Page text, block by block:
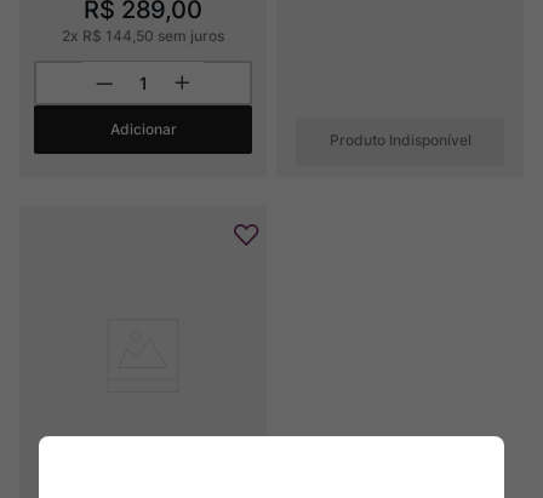
R$ 289,00
2x R$ 144 50 sem juros
Adicionar
Produto Indisponível